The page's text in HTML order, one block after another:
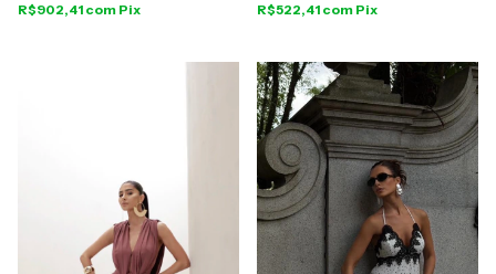
R$902,41 com Pix R$522,41 com Pix